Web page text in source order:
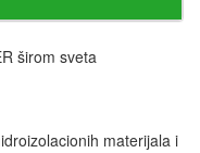
materijala i